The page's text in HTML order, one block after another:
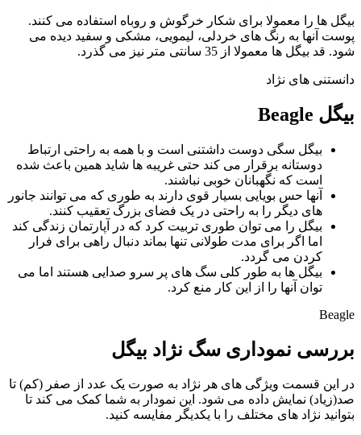
بیگل ها را معمولا برای شکار خرگوش و روباه استفاده می کنند.
پوست آنها به رنگ های خردلی، لیمویی، مشکی و سفید دیده می
شود. قد بیگل ها معمولا از 35 سانتی متر نیز می گذرد.
دانستنی های نژاد
بیگل Beagle
بیگل سگی دوست داشتنی است و با همه به راحتی ارتباط
دوستانه برقرار می کند حتی غریبه ها شاید همین باعث شده
است که نگهبانان خوبی نباشند.
آنها حس بویایی بسیار قوی دارند به طوری که می توانند جانور
های دیگر را به راحتی در یک فضای بزرگ تعقیب کنند.
بیگل را می توان طوری تربیت کرد که در آپارتمان زندگی کند
اما اگر برای مدت طولانی تنها بماند دنبال راهی برای فرار
کردن می گردد.
بیگل ها به طور کلی سگ های پر سرو صدایی هستند اما می
توان آنها را از این کار منع کرد.
Beagle
بررسی نموداری سگ نژاد بیگل
در این قسمت ویژگی های هر نژاد به صورت یک عدد از صفر (کم) تا
صد(زیاد) نمایش داده می شود. این نمودار به شما کمک می کند تا
بتوانید نژاد های مختلف را با یکدیگر مفایسه کنید.